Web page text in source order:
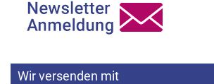
Wir versenden mit